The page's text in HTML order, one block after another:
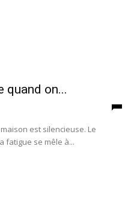
quand on...
est silencieuse. Le
fatigue se mêle à...